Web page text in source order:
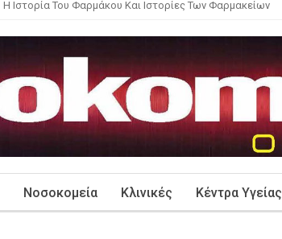
Η Ιστορία Του Φαρμάκου Και Ιστορίες Των Φαρμακείων
Νοσοκομεία Κλινικές Κέντρα Υγείας